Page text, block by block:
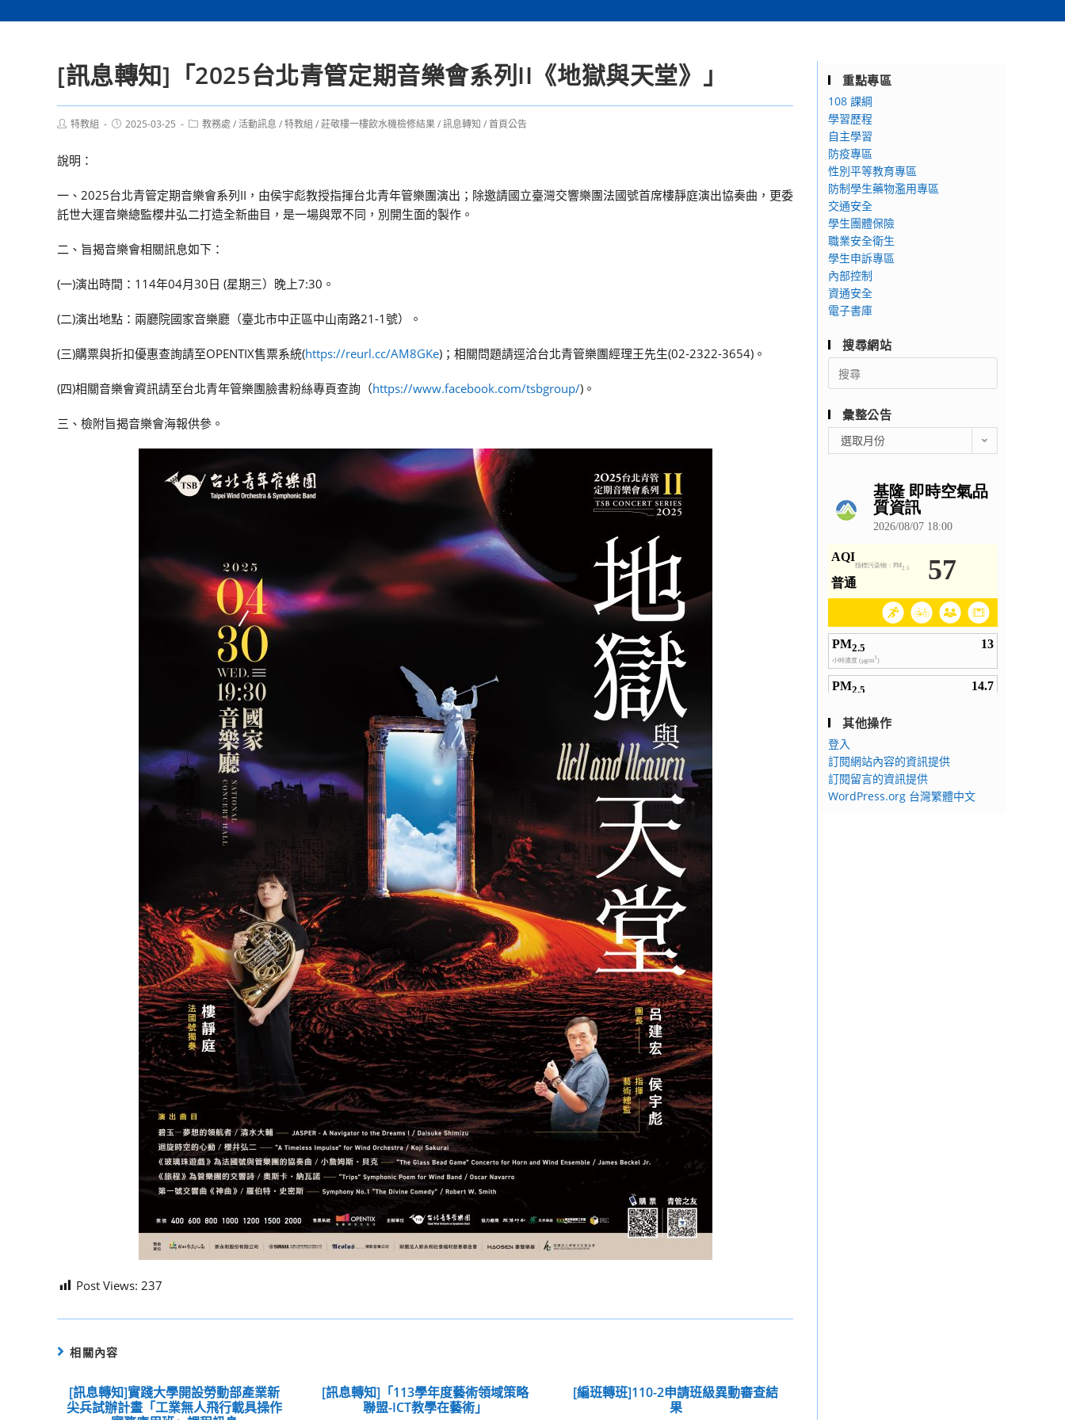
[訊息轉知]「2025台北青管定期音樂會系列II《地獄與天堂》」
Post特教組
Post2025-03-25
Post教務處 /活動訊息 /特教組 /莊敬樓一樓飲水機檢修結果/訊息轉知 /首頁公告
說明：
一、2025台北青管定期音樂會系列II，由侯宇彪教授指揮台北青年管樂團演出；除邀請國立臺灣交響樂團法國號首席樓靜庭演出協奏曲，更委
託世大運音樂總監櫻井弘二打造全新曲目，是一場與眾不同，別開生面的製作。
二、旨揭音樂會相關訊息如下：
(一)演出時間：114年04月30日 (星期三）晚上7:30。
(二)演出地點：兩廳院國家音樂廳（臺北市中正區中山南路21-1號）。
(三)購票與折扣優惠查詢請至OPENTIX售票系統(https://reurl.cc/AM8GKe)；相關問題請逕洽台北青管樂團經理王先生(02-2322-3654)。
(四)相關音樂會資訊請至台北青年管樂團臉書粉絲專頁查詢（https://www.facebook.com/tsbgroup/)。
三、檢附旨揭音樂會海報供參。
Post Views: 237
相關內容
[訊息轉知]實踐大學開設勞動部產業新
尖兵試辦計畫「工業無人飛行載具操作
[訊息轉知]「113學年度藝術領域策略
聯盟-ICT教學在藝術」
[編班轉班]110-2申請班級異動審查結
果
重點專區
108 課綱
學習歷程
自主學習
防疫專區
性別平等教育專區
防制學生藥物濫用專區
交通安全
學生團體保險
職業安全衛生
學生申訴專區
內部控制
資通安全
電子書庫
搜尋網站
Search
for:
彙整公告
整
選取月份
其他操作
登入
訂閱網站內容的資訊提供
訂閱留言的資訊提供
WordPress.org 台灣繁體中文